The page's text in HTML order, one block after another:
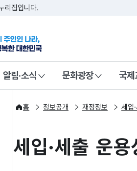
리집입니다.
이 주인인 나라, 함
알림·소식 문화광장 국제
홈 정보공개 재정정보 세입
세입·세출 운용